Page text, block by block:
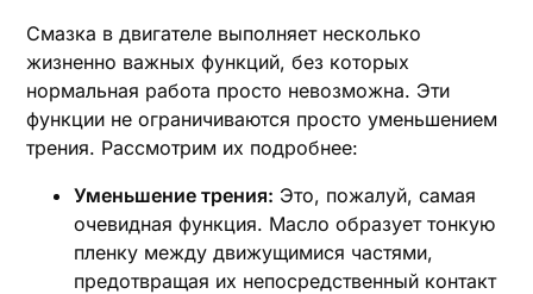
Смазка в двигателе выполняет несколько
жизненно важных функций, без которых
нормальная работа просто невозможна. Эти
функции не ограничиваются просто уменьшением
трения. Рассмотрим их подробнее:
Уменьшение трения: Это, пожалуй, самая
очевидная функция. Масло образует тонкую
пленку между движущимися частями,
предотвращая их непосредственный контакт